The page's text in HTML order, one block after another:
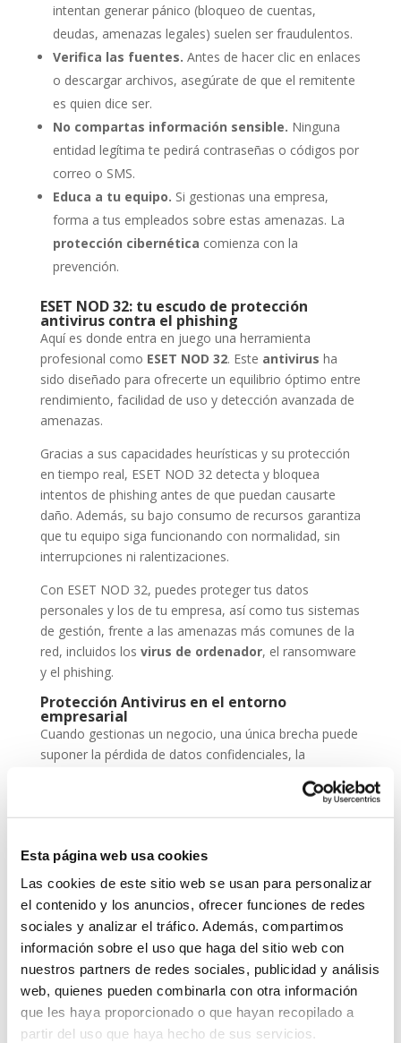
Esta página web usa cookies
Las cookies de este sitio web se usan para personalizar
el contenido y los anuncios, ofrecer funciones de redes
sociales y analizar el tráfico. Además, compartimos
información sobre el uso que haga del sitio web con
nuestros partners de redes sociales, publicidad y análisis
web, quienes pueden combinarla con otra información
que les haya proporcionado o que hayan recopilado a
partir del uso que haya hecho de sus servicios.
intentan generar pánico (bloqueo de cuentas,
deudas, amenazas legales) suelen ser fraudulentos.
Verifica las fuentes. Antes de hacer clic en enlaces
o descargar archivos, asegúrate de que el remitente
es quien dice ser.
No compartas información sensible. Ninguna
entidad legítima te pedirá contraseñas o códigos por
correo o SMS.
Educa a tu equipo. Si gestionas una empresa,
forma a tus empleados sobre estas amenazas. La
protección cibernética comienza con la
prevención.
ESET NOD 32: tu escudo de protección
antivirus contra el phishing
Aquí es donde entra en juego una herramienta
profesional como ESET NOD 32. Este antivirus ha
sido diseñado para ofrecerte un equilibrio óptimo entre
rendimiento, facilidad de uso y detección avanzada de
amenazas.
Gracias a sus capacidades heurísticas y su protección
en tiempo real, ESET NOD 32 detecta y bloquea
intentos de phishing antes de que puedan causarte
daño. Además, su bajo consumo de recursos garantiza
que tu equipo siga funcionando con normalidad, sin
interrupciones ni ralentizaciones.
Con ESET NOD 32, puedes proteger tus datos
personales y los de tu empresa, así como tus sistemas
de gestión, frente a las amenazas más comunes de la
red, incluidos los virus de ordenador, el ransomware
y el phishing.
Protección Antivirus en el entorno
empresarial
Cuando gestionas un negocio, una única brecha puede
suponer la pérdida de datos confidenciales, la
protección antivirusno
puede ser una opción, sino una inversión
cibernética.
ESET NOD 32 ofrece versiones adaptadas para
entornos empresariales, con consolas de
administración remota y escaneos programados. De
este modo, puedes garantizar que todos los
dispositivos de tu red estén seguros, actualizados y
libres de amenazas.
Grupo-System, ¿Quiénes somos?